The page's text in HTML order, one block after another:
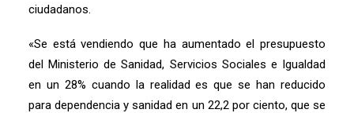
ciudadanos.
«Se está vendiendo que ha aumentado el presupuesto
del Ministerio de Sanidad, Servicios Sociales e Igualdad
en un 28% cuando la realidad es que se han reducido
para dependencia y sanidad en un 22,2 por ciento, que se